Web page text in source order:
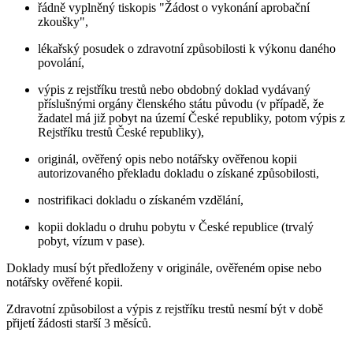
řádně vyplněný tiskopis "Žádost o vykonání aprobační
zkoušky",
lékařský posudek o zdravotní způsobilosti k výkonu daného
povolání,
výpis z rejstříku trestů nebo obdobný doklad vydávaný
příslušnými orgány členského státu původu (v případě, že
žadatel má již pobyt na území České republiky, potom výpis z
Rejstříku trestů České republiky),
originál, ověřený opis nebo notářsky ověřenou kopii
autorizovaného překladu dokladu o získané způsobilosti,
nostrifikaci dokladu o získaném vzdělání,
kopii dokladu o druhu pobytu v České republice (trvalý
pobyt, vízum v pase).
Doklady musí být předloženy v originále, ověřeném opise nebo
notářsky ověřené kopii.
Zdravotní způsobilost a výpis z rejstříku trestů nesmí být v době
přijetí žádosti starší 3 měsíců.